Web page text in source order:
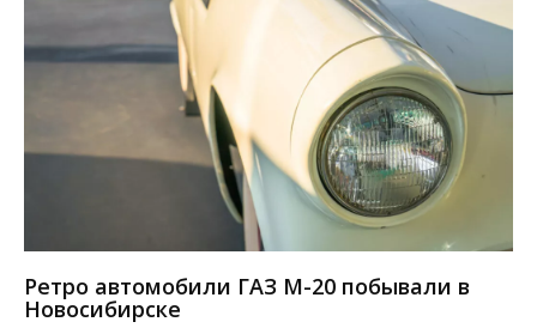
Ретро автомобили ГАЗ М-20 побывали в
Новосибирске